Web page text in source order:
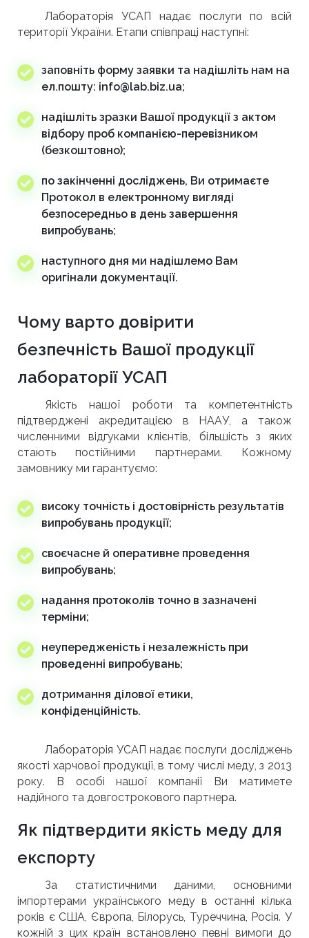
Лабораторія УСАП надає послуги по всій
території України. Етапи співпраці наступні:
заповніть форму заявки та надішліть нам на
ел.пошту: info@lab.biz.ua;
надішліть зразки Вашої продукції з актом
відбору проб компанією-перевізником
(безкоштовно);
по закінченні досліджень, Ви отримаєте
Протокол в електронному вигляді
безпосередньо в день завершення
випробувань;
наступного дня ми надішлемо Вам
оригінали документації.
Чому варто довірити
безпечність Вашої продукції
лабораторії УСАП
Якість нашої роботи та компетентність
підтверджені акредитацією в НААУ, а також
численними відгуками клієнтів, більшість з яких
стають постійними партнерами. Кожному
замовнику ми гарантуємо:
високу точність і достовірність результатів
випробувань продукції;
своєчасне й оперативне проведення
випробувань;
надання протоколів точно в зазначені
терміни;
неупередженість і незалежність при
проведенні випробувань;
дотримання ділової етики,
конфіденційність.
Лабораторія УСАП надає послуги досліджень
якості харчової продукції, в тому числі меду, з 2013
року. В особі нашої компанії Ви матимете
надійного та довгострокового партнера.
Як підтвердити якість меду для
експорту
За статистичними даними, основними
імпортерами українського меду в останні кілька
років є США, Європа, Білорусь, Туреччина, Росія. У
кожній з цих країн встановлено певні вимоги до